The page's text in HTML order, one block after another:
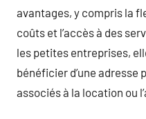
avantages, y compris la
coûts et l’accès à des
les petites entreprises,
bénéficier d’une adresse
associés à la location ou